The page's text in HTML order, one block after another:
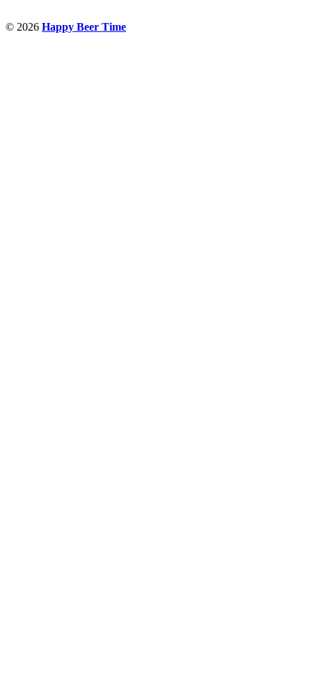
© 2026 Happy Beer Time